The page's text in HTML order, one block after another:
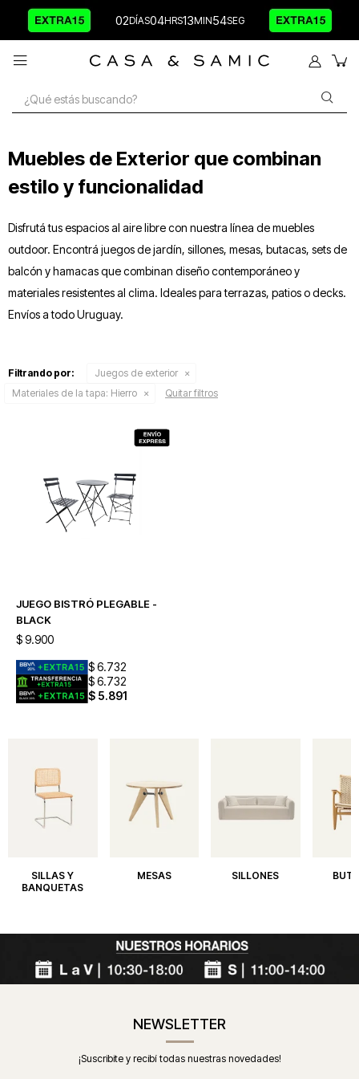
02 04 13 54

Muebles de Exterior que combinan
estilo y funcionalidad
Disfrutá tus espacios al aire libre con nuestra línea de muebles
outdoor. Encontrá juegos de jardín, sillones, mesas, butacas, sets de
balcón y hamacas que combinan diseño contemporáneo y
materiales resistentes al clima. Ideales para terrazas, patios o decks.
Envíos a todo Uruguay.
Filtrando por:
Juegos de exterior
Materiales de la tapa: Hierro Quitar filtros
JUEGO BISTRÓ PLEGABLE -
BLACK
$9.900
$6.732
$6.732
$ 5.891
SILLAS Y
BANQUETAS
MESAS SILLONES
NEWSLETTER
¡Suscribite y recibí todas nuestras novedades!